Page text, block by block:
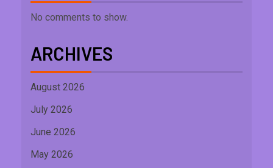
No comments to show.
ARCHIVES
August 2026
July 2026
June 2026
May 2026